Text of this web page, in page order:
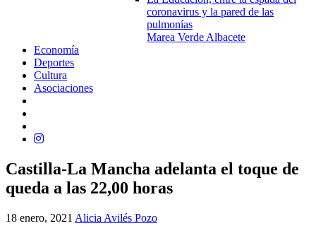
coronavirus y la pared de las
pulmonías
Marea Verde Albacete
Economía
Deportes
Cultura
Asociaciones
Castilla-La Mancha adelanta el toque de
queda a las 22,00 horas
18 enero, 2021 Alicia Avilés Pozo